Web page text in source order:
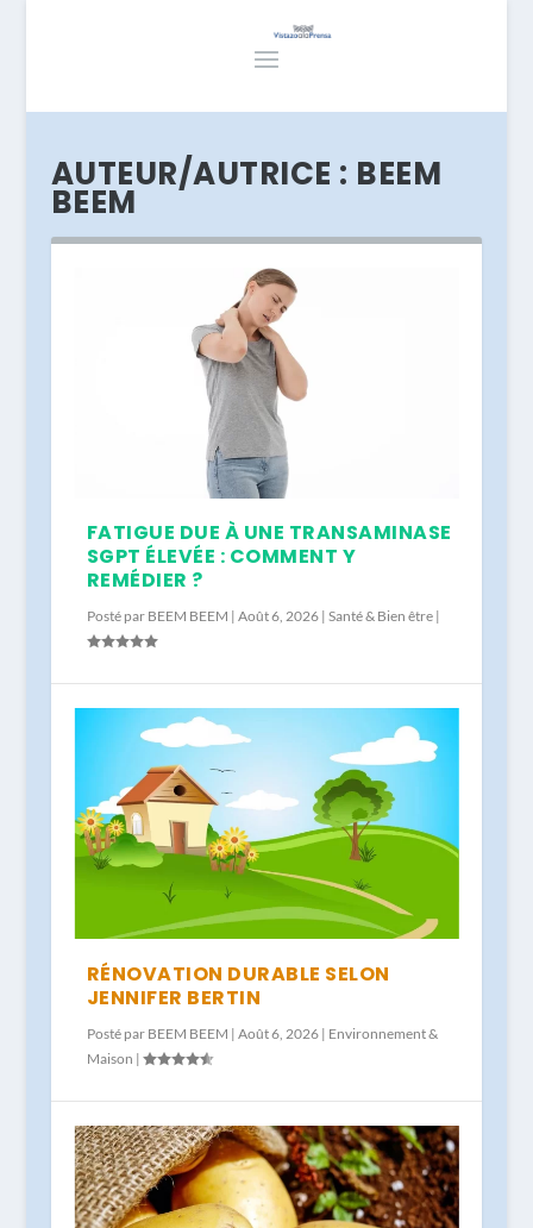
AUTEUR/AUTRICE : BEEM
BEEM
FATIGUE DUE À UNE TRANSAMINASE
SGPT ÉLEVÉE : COMMENT Y
REMÉDIER ?
Posté par BEEM BEEM | Août 6, 2026| Santé & Bien être|
RÉNOVATION DURABLE SELON
JENNIFER BERTIN
Posté par BEEM BEEM | Août 6, 2026| Environnement &
Maison |